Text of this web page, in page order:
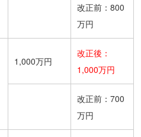
改正前：800
万円
1,000万円
改正後：
1,000万円
改正前：700
万円